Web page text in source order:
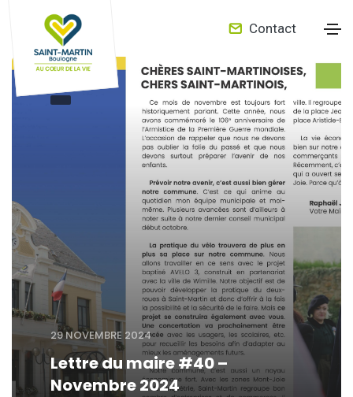
Contact
29 NOVEMBRE 2024
Lettre du maire #40 –
Novembre 2024